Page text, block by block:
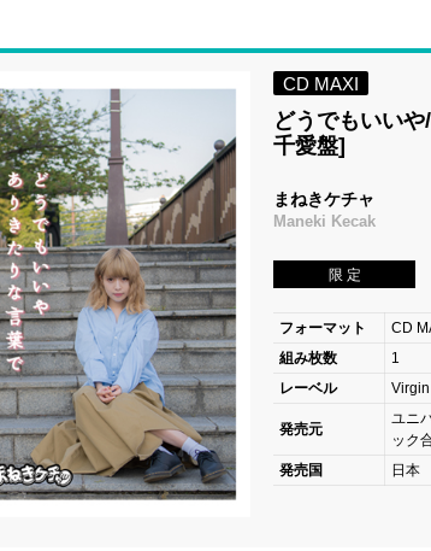
CD MAXI
どうでもいい
千愛盤]
まねきケチャ
Maneki Kecak
限 定
フォーマット
CD
組み枚数
1
レーベル
発売元
ユニ
ック
発売国
日本